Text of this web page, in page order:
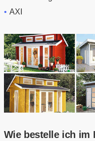
AXI
Wie bestelle ich im